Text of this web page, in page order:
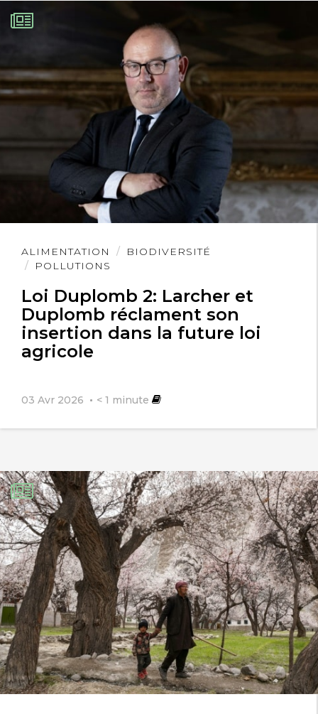
ALIMENTATION
BIODIVERSITÉ
POLLUTIONS
Loi Duplomb 2: Larcher et
Duplomb réclament son
insertion dans la future loi
agricole
03 Avr 2026 < 1 minute
Lire
l'article